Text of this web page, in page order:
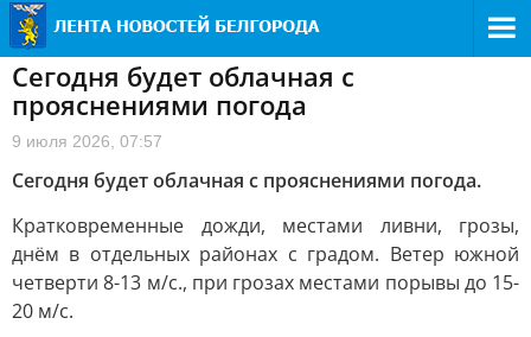
Сегодня будет облачная с
прояснениями погода
9 июля 2026, 07:57
Сегодня будет облачная с прояснениями погода.
Кратковременные дожди, местами ливни, грозы,
днём в отдельных районах с градом. Ветер южной
четверти 8-13 м/с., при грозах местами порывы до 15-
20 м/с.